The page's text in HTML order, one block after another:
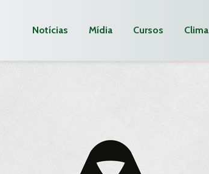
Notícias Mídia Cursos Clima